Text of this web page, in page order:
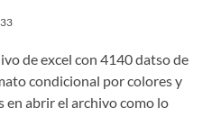
de excel con 4140 datso de
condicional por colores y
en abrir el archivo como lo